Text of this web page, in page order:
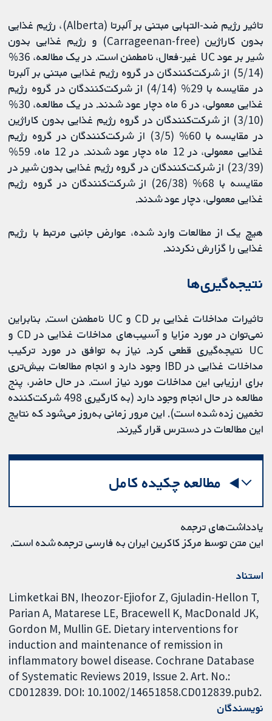
تاثیر رژیم ضد-التهابی مبتنی بر آلبرتا (Alberta)، رژیم غذایی
بدون کاراژین (Carrageenan-free) و رژیم غذایی بدون
شیر بر عود UC غیر-فعال، نامطمئن است. در یک مطالعه، 36%
(5/14) از شرکت‌کنندگان در گروه رژیم غذایی مبتنی بر آلبرتا
در مقایسه با 29% (4/14) از شرکت‌کنندگان در گروه رژیم
غذایی معمولی، در 6 ماه دچار عود شدند. در یک مطالعه، 30%
(3/10) از شرکت‌کنندگان در گروه رژیم غذایی بدون کاراژین
در مقایسه با 60% (3/5) از شرکت‌کنندگان در گروه رژیم
غذایی معمولی، در 12 ماه دچار عود شدند. در 12 ماه، 59%
(23/39) از شرکت‌کنندگان در گروه رژیم غذایی بدون شیر در
مقایسه با 68% (26/38) از شرکت‌کنندگان در گروه رژیم
غذایی معمولی، دچار عود شدند.
هیچ یک از مطالعات وارد شده، عوارض جانبی مرتبط با رژیم
غذایی را گزارش نکردند.
نتیجه‌گیری‌ها
تاثیرات مداخلات غذایی بر CD و UC نامطمئن است. بنابراین
نمی‌توان در مورد مزایا و آسیب‌های مداخلات غذایی در CD و
UC نتیجه‌گیری قطعی کرد. نیاز به توافق در مورد ترکیب
مداخلات غذایی در IBD وجود دارد و انجام مطالعات بیش‌تری
برای ارزیابی این مداخلات مورد نیاز است. در حال حاضر، پنج
مطالعه در حال انجام وجود دارد (به کارگیری 498 شرکت‌کننده
تخمین زده شده است). این مرور زمانی به‌روز می‌شود که نتایج
این مطالعات در دسترس قرار گیرند.
مطالعه چکیده کامل
یادداشت‌های ترجمه
این متن توسط مرکز کاکرین ایران به فارسی ترجمه شده است.
استناد
Limketkai BN, Iheozor-Ejiofor Z, Gjuladin-Hellon T,
Parian A, Matarese LE, Bracewell K, MacDonald JK,
Gordon M, Mullin GE. Dietary interventions for
induction and maintenance of remission in
inflammatory bowel disease. Cochrane Database
of Systematic Reviews 2019, Issue 2. Art. No.:
CD012839. DOI: 10.1002/14651858.CD012839.pub2.
نویسندگان